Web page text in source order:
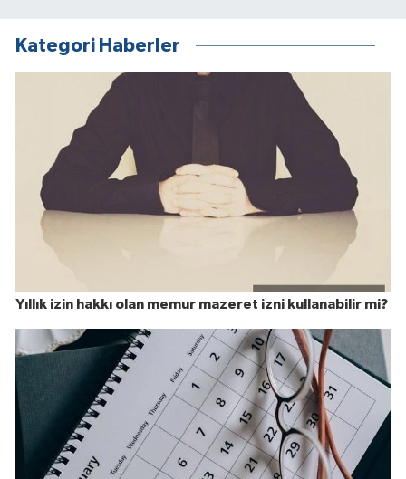
Kategori Haberler
Yıllık izin hakkı olan memur mazeret izni kullanabilir mi?